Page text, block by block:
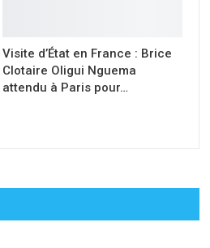
Visite d’État en France : Brice
Clotaire Oligui Nguema
attendu à Paris pour…